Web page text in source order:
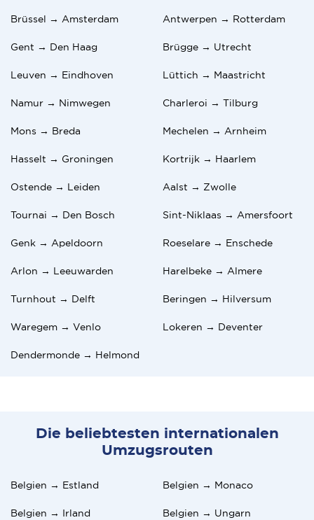
Brüssel → Amsterdam Antwerpen → Rotterdam
Gent → Den Haag Brügge → Utrecht
Leuven → Eindhoven Lüttich → Maastricht
Namur → Nimwegen Charleroi → Tilburg
Mons → Breda Mechelen → Arnheim
Hasselt → Groningen Kortrijk → Haarlem
Ostende → Leiden Aalst → Zwolle
Tournai → Den Bosch Sint-Niklaas → Amersfoort
Genk → Apeldoorn Roeselare → Enschede
Arlon → Leeuwarden Harelbeke → Almere
Turnhout → Delft Beringen → Hilversum
Waregem → Venlo Lokeren → Deventer
Dendermonde → Helmond
Die beliebtesten internationalen
Umzugsrouten
Belgien → Estland Belgien → Monaco
Belgien → Irland Belgien → Ungarn